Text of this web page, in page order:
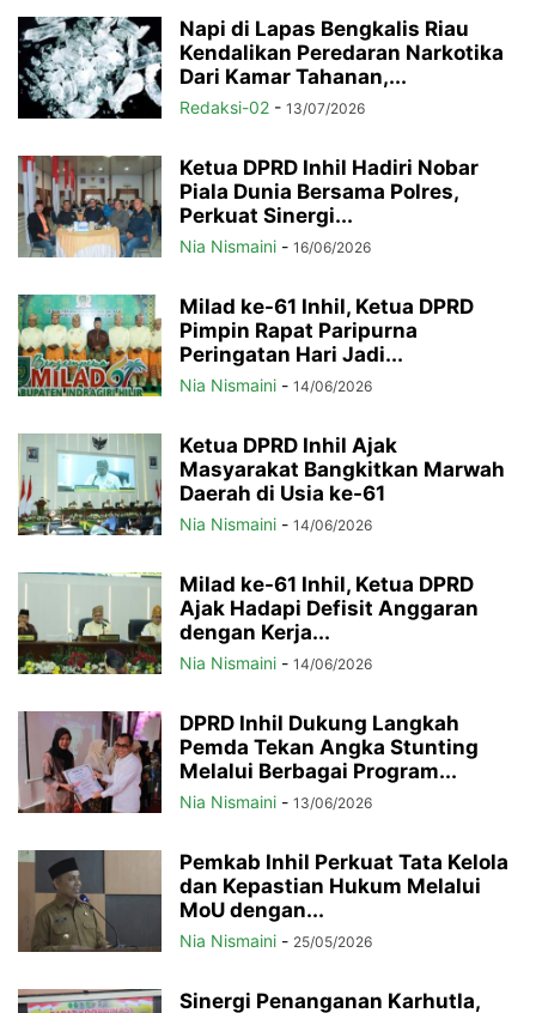
Napi di Lapas Bengkalis Riau
Kendalikan Peredaran Narkotika
Dari Kamar Tahanan,...
Redaksi-02 - 13/07/2026
Ketua DPRD Inhil Hadiri Nobar
Piala Dunia Bersama Polres,
Perkuat Sinergi...
Nia Nismaini - 16/06/2026
Milad ke-61 Inhil, Ketua DPRD
Pimpin Rapat Paripurna
Peringatan Hari Jadi...
Nia Nismaini - 14/06/2026
Ketua DPRD Inhil Ajak
Masyarakat Bangkitkan Marwah
Daerah di Usia ke-61
Nia Nismaini - 14/06/2026
Milad ke-61 Inhil, Ketua DPRD
Ajak Hadapi Defisit Anggaran
dengan Kerja...
Nia Nismaini - 14/06/2026
DPRD Inhil Dukung Langkah
Pemda Tekan Angka Stunting
Melalui Berbagai Program...
Nia Nismaini - 13/06/2026
Pemkab Inhil Perkuat Tata Kelola
dan Kepastian Hukum Melalui
MoU dengan...
Nia Nismaini - 25/05/2026
Sinergi Penanganan Karhutla,